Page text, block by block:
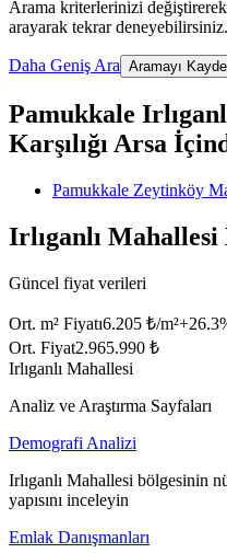
Arama kriterlerinizi
arayarak tekrar deneyebilirsiniz.
Daha Geniş Ara Aramayı
Pamukkale
Karşılığı Arsa
Pamukkale Zeytinköy
Irlıganlı Mahallesi
Güncel fiyat verileri
Ort. m² Fiyatı6.205 ₺/m²+26.3
Ort. Fiyat2.965.990 ₺
Irlıganlı Mahallesi
Analiz ve Araştırma Sayfaları
Demografi Analizi
Irlıganlı Mahallesi bölgesinin
yapısını inceleyin
Emlak Danışmanları